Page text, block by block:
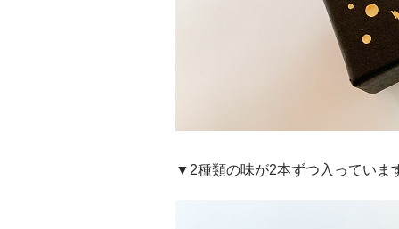
▼2種類の味が2本ずつ入っていま